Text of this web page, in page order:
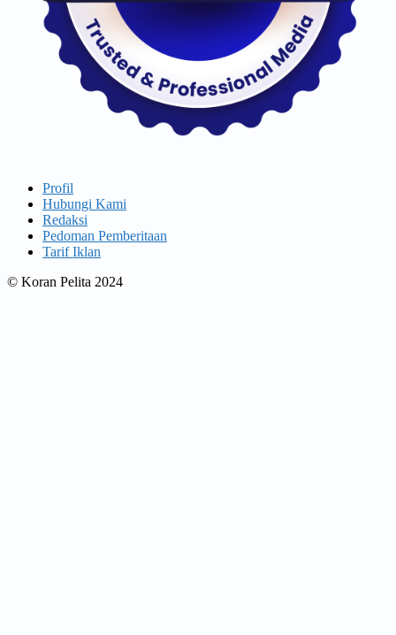
Profil
Hubungi Kami
Redaksi
Pedoman Pemberitaan
Tarif Iklan
© Koran Pelita 2024